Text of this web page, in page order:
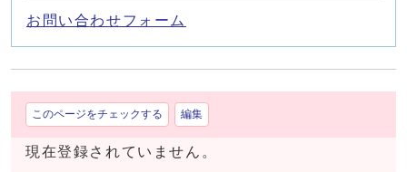
お問い合わせフォーム
このページをチェックする 編集
現在登録されていません。